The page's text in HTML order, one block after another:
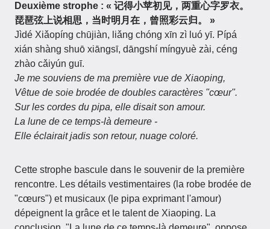
Deuxième strophe : « 记得小苹初见，两重心字罗衣。
琵琶弦上说相思，当时明月在，曾照彩云归。 »
Jìdé Xiǎopíng chūjiàn, liǎng chóng xīn zì luó yī. Pípá
xián shàng shuō xiāngsī, dāngshí míngyuè zài, céng
zhào cǎiyún guī.
Je me souviens de ma première vue de Xiaoping,
Vêtue de soie brodée de doubles caractères "cœur".
Sur les cordes du pipa, elle disait son amour.
La lune de ce temps-là demeure -
Elle éclairait jadis son retour, nuage coloré.
Cette strophe bascule dans le souvenir de la première
rencontre. Les détails vestimentaires (la robe brodée de
"cœurs") et musicaux (le pipa exprimant l'amour)
dépeignent la grâce et le talent de Xiaoping. La